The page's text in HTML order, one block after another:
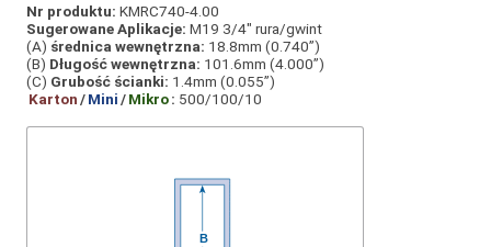
Nr produktu: KMRC740-4.00
Sugerowane Aplikacje: M19 3/4" rura/gwint
(A) średnica wewnętrzna: 18.8mm (0.740”)
(B) Długość wewnętrzna: 101.6mm (4.000”)
(C) Grubość ścianki: 1.4mm (0.055”)
Karton/Mini/Mikro: 500/100/10